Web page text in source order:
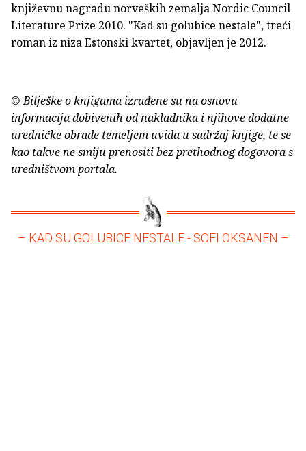
književnu nagradu norveških zemalja Nordic Council
Literature Prize 2010. "Kad su golubice nestale", treći
roman iz niza Estonski kvartet, objavljen je 2012.
© Bilješke o knjigama izrađene su na osnovu
informacija dobivenih od nakladnika i njihove dodatne
uredničke obrade temeljem uvida u sadržaj knjige, te se
kao takve ne smiju prenositi bez prethodnog dogovora s
uredništvom portala.
– KAD SU GOLUBICE NESTALE - SOFI OKSANEN –